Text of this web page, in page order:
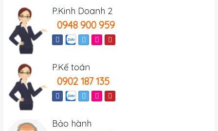
P.Kinh Doanh 2
0948 900 959
P.Kế toán
0902 187 135
Bảo hành